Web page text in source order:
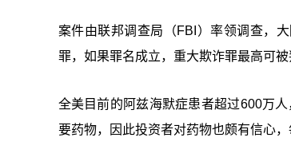
案件由联邦调查局（FBI）率领调查，
罪，如果罪名成立，重大欺诈罪最高可
全美目前的阿兹海默症患者超过600万
要药物，因此投资者对药物也颇有信心